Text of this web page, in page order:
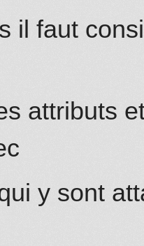
il faut
attributs
y sont